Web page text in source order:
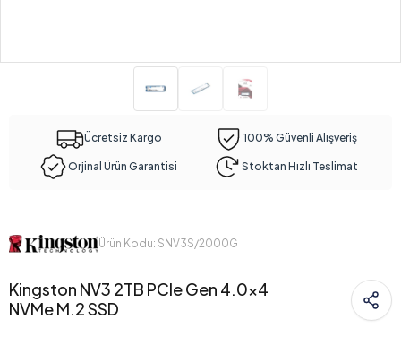
Ücretsiz Kargo 100% Güvenli Alışveriş
Orjinal Ürün Garantisi Stoktan Hızlı Teslimat
Ürün Kodu: SNV3S/2000G
Kingston NV3 2TB PCIe Gen 4.0x4
NVMe M.2 SSD